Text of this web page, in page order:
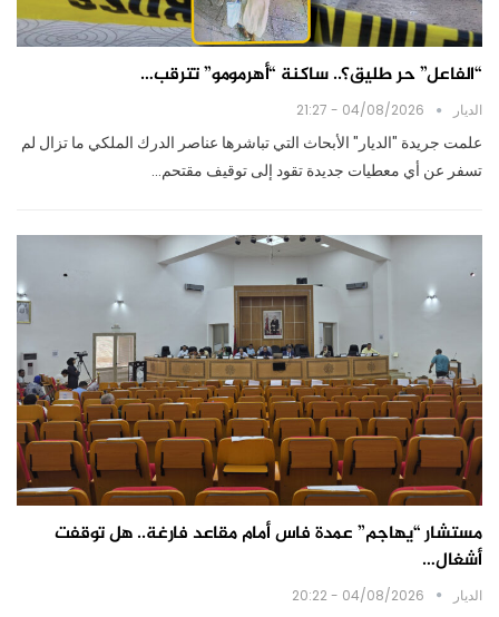
“الفاعل” حر طليق؟.. ساكنة “أهرمومو” تترقب…
الديار 04/08/2026 - 21:27
علمت جريدة "الديار" الأبحاث التي تباشرها عناصر الدرك الملكي ما تزال لم
تسفر عن أي معطيات جديدة تقود إلى توقيف مقتحم…
مستشار “يهاجم” عمدة فاس أمام مقاعد فارغة.. هل توقفت
أشغال…
الديار 04/08/2026 - 20:22